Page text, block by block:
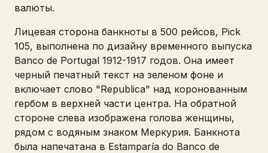
валюты.
Лицевая сторона банкноты в 500 рейсов, Pick
105, выполнена по дизайну временного выпуска
Banco de Portugal 1912-1917 годов. Она имеет
черный печатный текст на зеленом фоне и
включает слово "Republica" над коронованным
гербом в верхней части центра. На обратной
стороне слева изображена голова женщины,
рядом с водяным знаком Меркурия. Банкнота
была напечатана в Estamparía do Banco de